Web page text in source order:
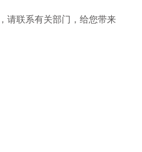
请联系有关部门，给您带来